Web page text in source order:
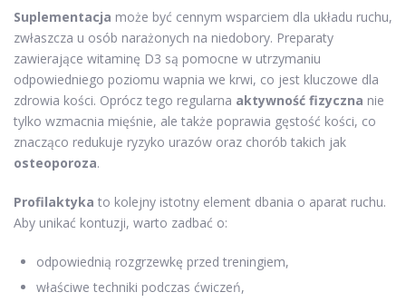
Suplementacja może być cennym wsparciem dla układu ruchu,
zwłaszcza u osób narażonych na niedobory. Preparaty
zawierające witaminę D3 są pomocne w utrzymaniu
odpowiedniego poziomu wapnia we krwi, co jest kluczowe dla
zdrowia kości. Oprócz tego regularna aktywność fizyczna nie
tylko wzmacnia mięśnie, ale także poprawia gęstość kości, co
znacząco redukuje ryzyko urazów oraz chorób takich jak
osteoporoza.
Profilaktyka to kolejny istotny element dbania o aparat ruchu.
Aby unikać kontuzji, warto zadbać o:
odpowiednią rozgrzewkę przed treningiem,
właściwe techniki podczas ćwiczeń,